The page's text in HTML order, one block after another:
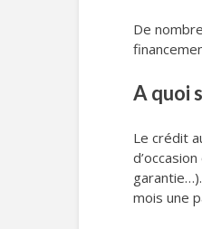
De
A quoi
Le crédit
mois une